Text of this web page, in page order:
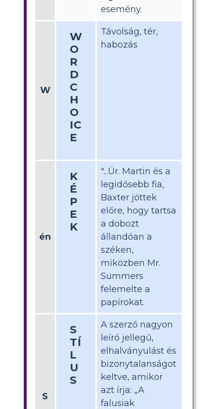
esemény.
W
W
O
R
D
C
H
O
IC
E
Távolság, tér,
habozás
én
K
É
P
E
K
"...Úr. Martin és a
legidősebb fia,
Baxter jöttek
előre, hogy tartsa
a dobozt
állandóan a
széken,
miközben Mr.
Summers
felemelte a
papírokat.
S
S
TÍ
L
U
S
A szerző nagyon
leíró jellegű,
elhalványulást és
bizonytalanságot
keltve, amikor
azt írja: „A
falusiak